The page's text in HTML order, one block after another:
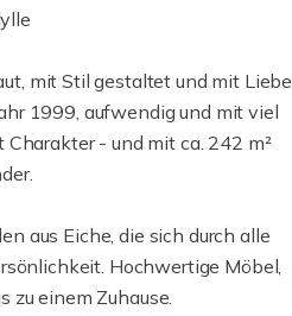
mit Stil gestaltet und mit Liebe
1999, aufwendig und mit viel
- und mit ca. 242 m²
aus Eiche, die sich durch alle
Hochwertige Möbel,
zu einem Zuhause.